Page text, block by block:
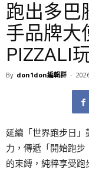
跑出多巴
手品牌大
PIZZALI
By don1don編輯群 -
延續「世界跑步日」
力，傳遞「開始跑
的束縛，純粹享受跑